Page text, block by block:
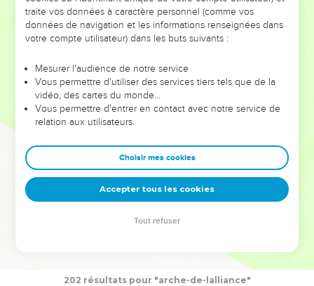
ET SI LEURS ERREURS POUVAIENT VOUS ÉVITER LES
VOTRES ?
leur foi ou leur vision. Mais on voit moins les doutes, les erreurs
et les saisons difficiles qu'ils ont traversés, alors même que ce
sont elles qui les ont façonnés.
Dans cette conférence, leaders, entrepreneurs, et responsables
clés pour avancer avec plus de sagesse afin que leurs erreurs
deviennent vos tremplins. Que vous guidiez un ministère, une
équipe, un groupe ou une famille, leur expérience est faite
pour vous.
202 résultats pour "arche-de-lalliance"
traite vos données à caractère personnel (comme vos
données de navigation et les informations renseignées dans
votre compte utilisateur) dans les buts suivants :
Mesurer l'audience de notre service
Vous permettre d'utiliser des services tiers tels que de la
vidéo, des cartes du monde…
Vous permettre d'entrer en contact avec notre service de
relation aux utilisateurs.
Choisir mes cookies
Accepter tous les cookies
Tout refuser